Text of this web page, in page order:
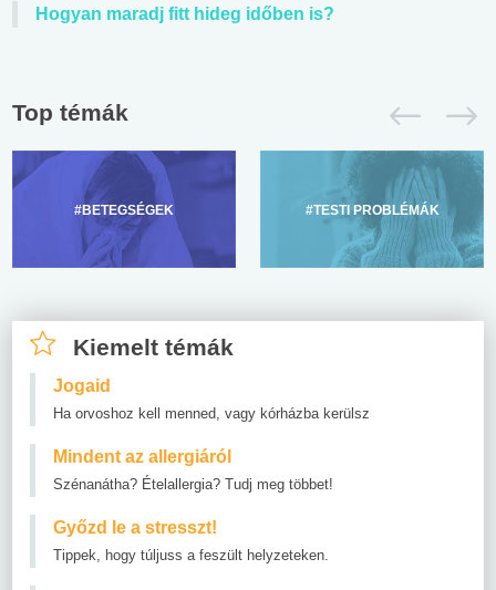
Hogyan maradj fitt hideg időben is?
Top témák
#BETEGSÉGEK #TESTI PROBLÉMÁK
Kiemelt témák
Jogaid
Ha orvoshoz kell menned, vagy kórházba kerülsz
Mindent az allergiáról
Szénanátha? Ételallergia? Tudj meg többet!
Győzd le a stresszt!
Tippek, hogy túljuss a feszült helyzeteken.